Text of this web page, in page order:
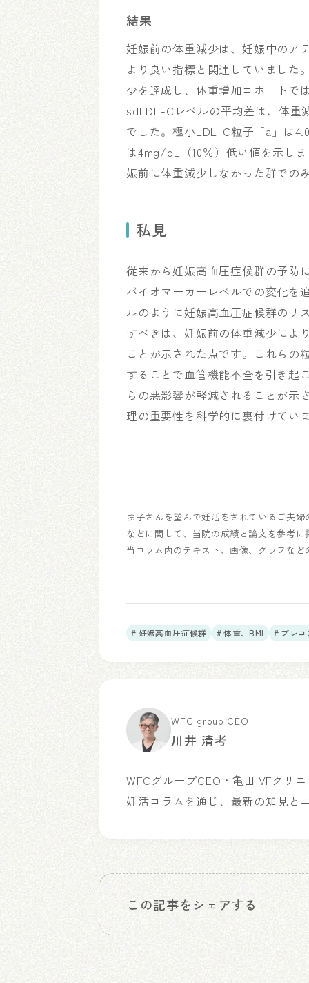
結果
妊娠前の体重減少は、妊娠中のア
より良い指標と関連していました
少を達成し、体重増加コホートで
sdLDL-Cレベルの平均差は、体重
でした。極小LDL-C粒子「a」は
は4mg/dL（10％）低い値を示し
娠前に体重減少しなかった群での
私見
従来から妊娠高血圧症候群の予防
バイオマーカーレベルでの変化を
ルのように妊娠高血圧症候群のリ
すべきは、妊娠前の体重減少によ
ことが示された点です。これらの
することで血管機能不全を引き起
らの悪影響が軽減されることが示
理の重要性を科学的に裏付けてい
お子さんを望んで妊活をされているご夫
などに関して、当院の成績と論文を参考
当コラム内のテキスト、画像、グラフな
# 妊娠高血圧症候群 # 体重、BMI # プレコ
WFC group CEO
川井 清考
WFCグループCEO・亀田IVFクリ
妊活コラムを通じ、最新の知見と
この記事をシェアする